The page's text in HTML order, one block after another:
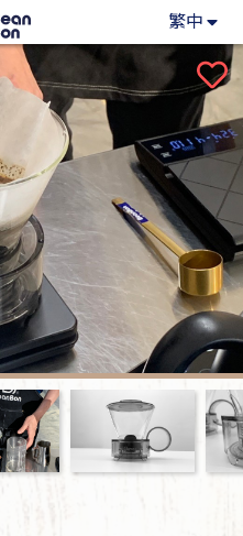
繁中
報
們